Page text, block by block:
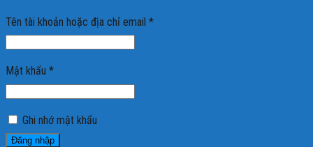
Tên tài khoản hoặc địa chỉ email *
Mật khẩu *
Ghi nhớ mật khẩu
Đăng nhập